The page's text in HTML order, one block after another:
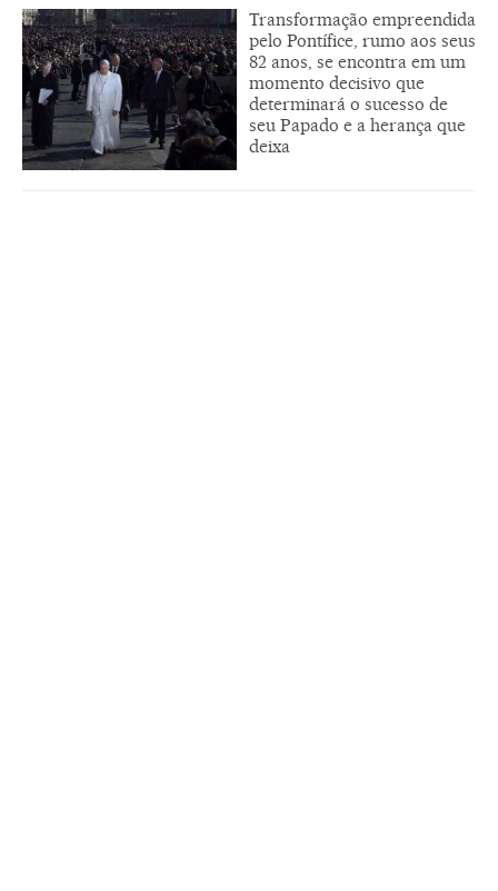
Transformação empreendida
pelo Pontífice, rumo aos seus
82 anos, se encontra em um
momento decisivo que
determinará o sucesso de
seu Papado e a herança que
deixa